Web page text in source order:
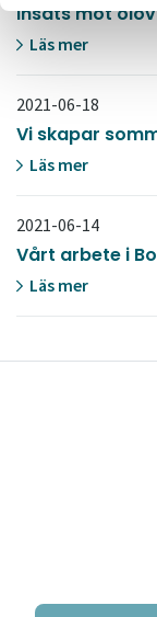
Insats mot
Läs mer
2021-06-18
Vi skapar
Läs mer
2021-06-14
Vårt arbete i
Läs mer